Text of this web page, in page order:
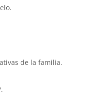
de la familia.